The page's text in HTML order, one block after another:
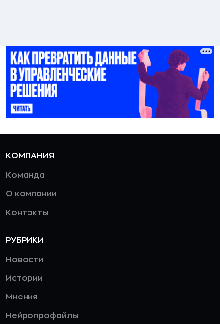
КОМПАНИЯ
Команда
О компании
Контакты
РУБРИКИ
Новости
Истории
Мнения
Нейропрофайлы